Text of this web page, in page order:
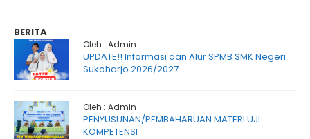
BERITA
Oleh : Admin
UPDATE!! Informasi dan Alur SPMB SMK Negeri
Sukoharjo 2026/2027
Oleh : Admin
PENYUSUNAN/PEMBAHARUAN MATERI UJI
KOMPETENSI